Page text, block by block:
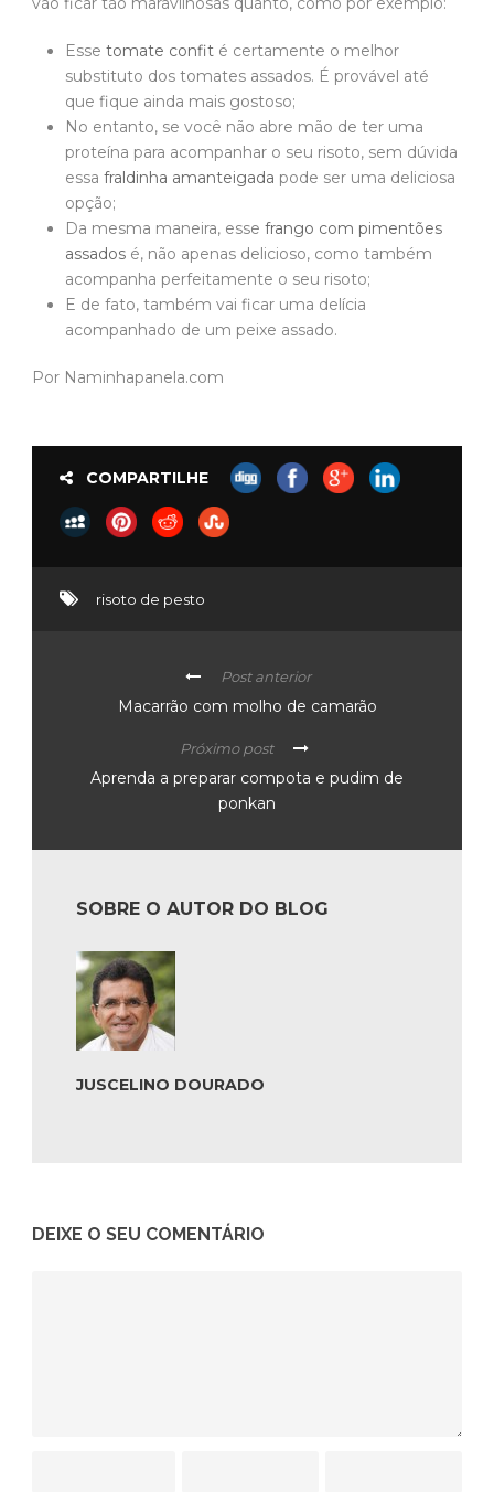
Esse tomate confit é certamente o melhor
substituto dos tomates assados. É provável até
que fique ainda mais gostoso;
No entanto, se você não abre mão de ter uma
proteína para acompanhar o seu risoto, sem dúvida
essa fraldinha amanteigada pode ser uma deliciosa
opção;
Da mesma maneira, esse frango com pimentões
assados é, não apenas delicioso, como também
acompanha perfeitamente o seu risoto;
E de fato, também vai ficar uma delícia
acompanhado de um peixe assado.
Por Naminhapanela.com
COMPARTILHE
risoto de pesto
Post anterior
Macarrão com molho de camarão
Próximo post
Aprenda a preparar compota e pudim de
ponkan
SOBRE O AUTOR DO BLOG
JUSCELINO DOURADO
DEIXE O SEU COMENTÁRIO